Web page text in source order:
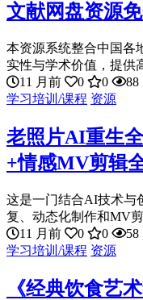
文献网盘资源
本资源系统整合中国各
实性与学术价值，提供
11 月前
0 0
88
学习培训/课程 资源
老照片AI重生
+情感MV剪辑
这是一门结合AI技术与
复、动态化制作和MV
11 月前
0 0
58
学习培训/课程 资源
《经典饮食艺